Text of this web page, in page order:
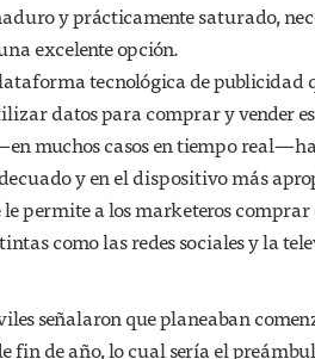
y prácticamente saturado,
excelente opción.
tecnológica de publicidad
datos para comprar y vender
muchos casos en tiempo
y en el dispositivo más
permite a los marketeros comprar
como las redes sociales y la
señalaron que planeaban
fin de año, lo cual sería el